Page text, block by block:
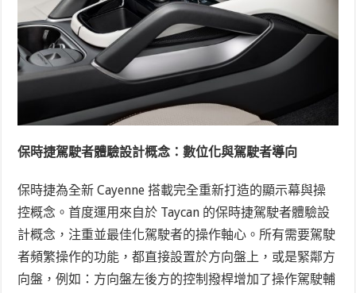
保時捷駕駛者體驗設計概念：數位化與駕駛者導向
保時捷為全新 Cayenne 搭載完全重新打造的顯示幕與操
控概念。首度運用來自於 Taycan 的保時捷駕駛者體驗設
計概念，注重並最佳化駕駛者的操作軸心。所有需要駕駛
者頻繁操作的功能，都直接設置於方向盤上，或是緊鄰方
向盤，例如：方向盤左後方的控制撥桿增加了操作駕駛輔